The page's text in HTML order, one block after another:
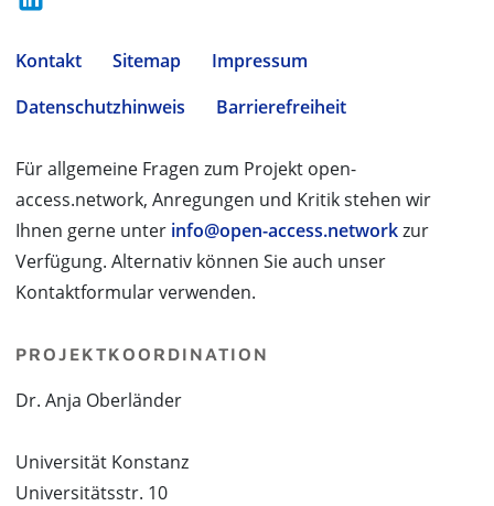
Kontakt Sitemap
Impressum
Datenschutzhinweis
Barrierefreiheit
Für allgemeine Fragen zum Projekt open-
access.network, Anregungen und Kritik stehen wir
Ihnen gerne unter info@open-access.networkzur
Verfügung. Alternativ können Sie auch unser
Kontaktformular verwenden.
PROJEKTKOORDINATION
Dr. Anja Oberländer
Universität Konstanz
Universitätsstr. 10